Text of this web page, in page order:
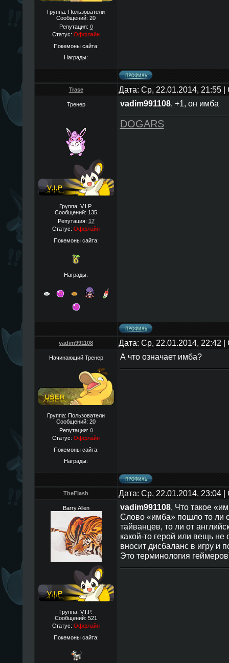
Группа: Пользователи
Сообщений: 20
Репутация: 0
Статус: Оффлайн
Покемоны сайта:
Награды:
Trase Дата: Ср, 22.01.2014, 21:55
Тренер
Группа: V.I.P.
Сообщений: 135
Репутация: 17
Статус: Оффлайн
Покемоны сайта:
Награды:
vadim991108, +1, он имба
DOGARS
vadim991108 Дата: Ср, 22.01.2014, 22:42
Начинающий Тренер
Группа: Пользователи
Сообщений: 20
Репутация: 0
Статус: Оффлайн
Покемоны сайта:
Награды:
А что означает имба?
TheFlаsh Дата: Ср, 22.01.2014, 23:04
Barry Allen
Группа: V.I.P.
Сообщений: 521
Статус: Оффлайн
Покемоны сайта:
vadim991108, Что такое
Слово «имба» пошло то ли
тайванцев, то ли от
какой-то герой или вещь не
вносит дисбаланс в игру и
Это терминология